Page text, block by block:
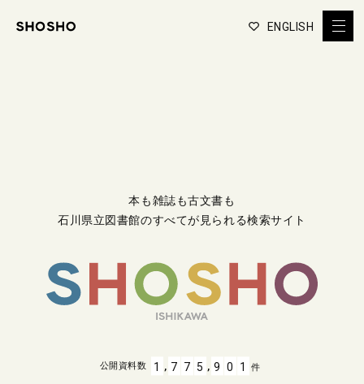
ENGLISH
本も雑誌も古文書も
石川県立図書館のすべてが見られる検索サイト
公開資料数 1 , 7 7 5 , 9 0 1 件